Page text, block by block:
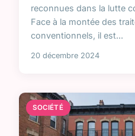
reconnues dans la lutte
Face à la montée des
conventionnels, il est...
20 décembre 2024
SOCIÉTÉ